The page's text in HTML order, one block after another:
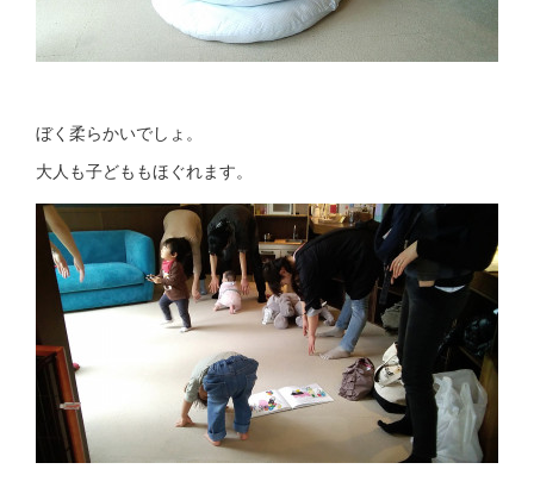
ぼく柔らかいでしょ。
大人も子どももほぐれます。